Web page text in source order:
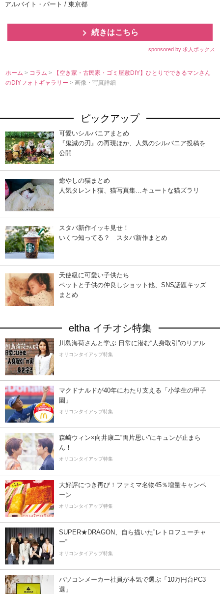
アルバイト・パート / 東京都
続きはこちら
sponsored by 求人ボックス
ホーム > コラム>
【空き家・古民家・ゴミ屋敷DIY】ひとりでできるマンさん
のDIYフォトギャラリー> 画像・写真詳細
ピックアップ
可愛いシルバニアまとめ
『鬼滅の刃』の再現ほか、人気のシルバニア投稿を
公開
癒やしの猫まとめ
人気タレント猫、猫写真集…キュートな猫ズラリ
スタバ新作イッキ見せ！
いくつ知ってる？ スタバ新作まとめ
天使級に可愛い子供たち
ペットと子供の仲良しショット他、SNS話題キッズ
まとめ
eltha イチオシ特集
川島海荷さんと学ぶ 日常に潜む“人身取引”のリアル
オリコンタイアップ特集
マクドナルドが40年にわたり支える「小学生の甲子
園」
オリコンタイアップ特集
森崎ウィン×向井康二“両片思い”にキュンが止まら
ん！
オリコンタイアップ特集
大好評につき再び！ファミマ名物45％増量キャンペ
ーン
オリコンタイアップ特集
SUPER★DRAGON、自ら描いた”レトロフューチャ
ー”
オリコンタイアップ特集
パソコンメーカー社員が本気で選ぶ「10万円台PC3
選」